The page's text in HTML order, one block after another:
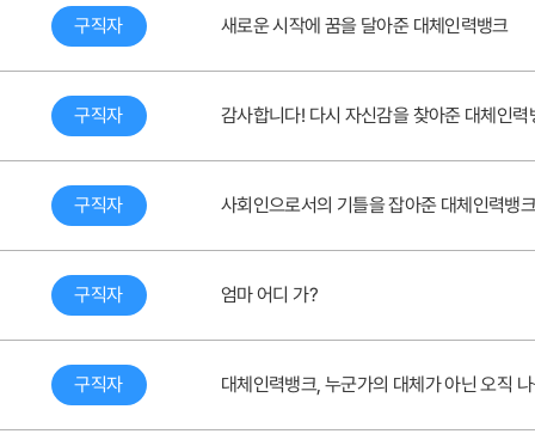
구직자 새로운 시작에 꿈을 달아준 대체인력뱅크
구직자 감사합니다! 다시 자신감을 찾아준 대체인력
구직자 사회인으로서의 기틀을 잡아준 대체인력뱅
구직자 엄마 어디 가?
구직자 대체인력뱅크, 누군가의 대체가 아닌 오직